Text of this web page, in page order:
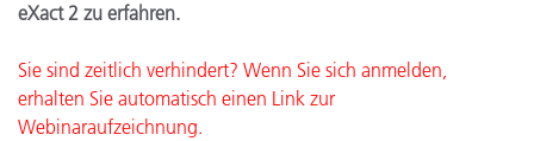
eXact 2 zu erfahren.
Sie sind zeitlich verhindert? Wenn Sie sich anmelden,
erhalten Sie automatisch einen Link zur
Webinaraufzeichnung.